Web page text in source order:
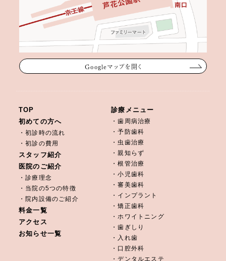
Googleマップを開く
TOP
初めての方へ
・初診時の流れ
・初診の費用
スタッフ紹介
医院のご紹介
・診療理念
・当院の5つの特徴
・院内設備のご紹介
料金一覧
アクセス
お知らせ一覧
診療メニュー
・歯周病治療
・予防歯科
・虫歯治療
・親知らず
・根管治療
・小児歯科
・審美歯科
・インプラント
・矯正歯科
・ホワイトニング
・歯ぎしり
・入れ歯
・口腔外科
・デンタルエステ